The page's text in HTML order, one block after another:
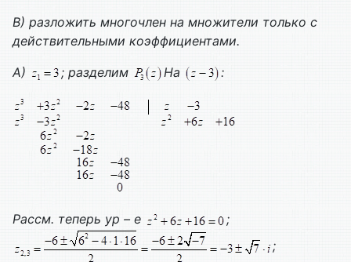
В) разложить многочлен на множители только с
действительными коэффициентами.
А)
; разделим На :
Рассм. теперь ур – е
;
;